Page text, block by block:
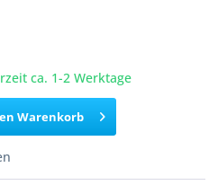
ca. 1-2 Werktage
Warenkorb